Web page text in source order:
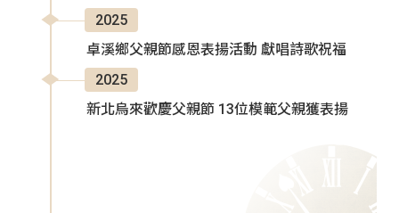
2025
卓溪鄉父親節感恩表揚活動 獻唱詩歌祝福
2025
新北烏來歡慶父親節 13位模範父親獲表揚